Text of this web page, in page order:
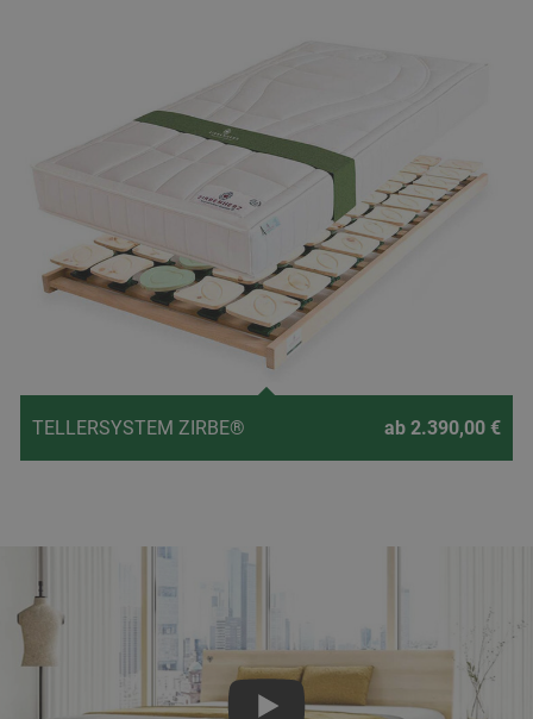
TELLERSYSTEM ZIRBE® ab 2.390,00 €